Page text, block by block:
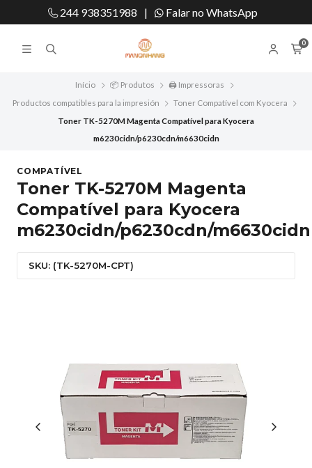
244 938351988 | Falar no WhatsApp
0
Início 📦 Produtos
🖨️ Impressoras
Productos compatibles para la impresión
Toner Compatível com Kyocera
Toner TK-5270M Magenta Compatível para Kyocera
m6230cidn/p6230cdn/m6630cidn
COMPATÍVEL
Toner TK-5270M Magenta
Compatível para Kyocera
m6230cidn/p6230cdn/m6630cidn
SKU: (TK-5270M-CPT)